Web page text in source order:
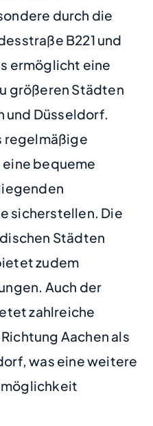
durch die
B221 und
ermöglicht eine
größeren Städten
und Düsseldorf.
regelmäßige
bequeme
sicherstellen. Die
Städten
zudem
Auch der
zahlreiche
Aachen als
was eine weitere